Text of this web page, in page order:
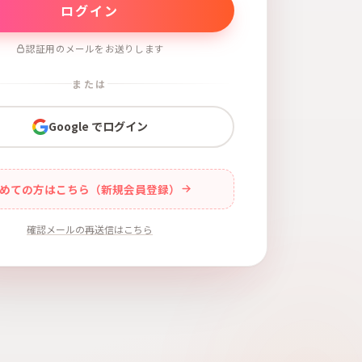
認証用のメールをお送りします
または
Google でログイン
ての方はこちら（新規会員登録）
確認メールの再送信はこちら